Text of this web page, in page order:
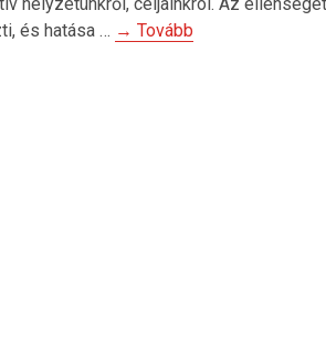
és hatása … → Tovább